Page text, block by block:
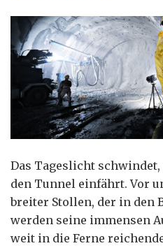
Das Tageslicht
den Tunnel einfährt. Vor
breiter Stollen, der in den
werden seine immensen
weit in die Ferne